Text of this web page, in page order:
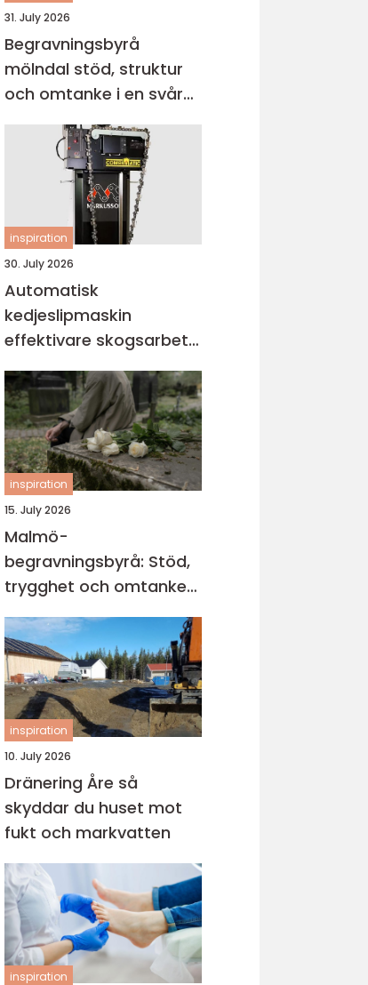
31. July 2026
Begravningsbyrå
mölndal stöd, struktur
och omtanke i en svår
tid
inspiration
30. July 2026
Automatisk
kedjeslipmaskin
effektivare skogsarbete
med jämnare resultat
inspiration
15. July 2026
Malmö-
begravningsbyrå: Stöd,
trygghet och omtanke
när livet vänder
inspiration
10. July 2026
Dränering Åre så
skyddar du huset mot
fukt och markvatten
inspiration